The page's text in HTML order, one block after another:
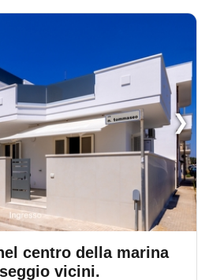
❯
centro della marina
vicini.